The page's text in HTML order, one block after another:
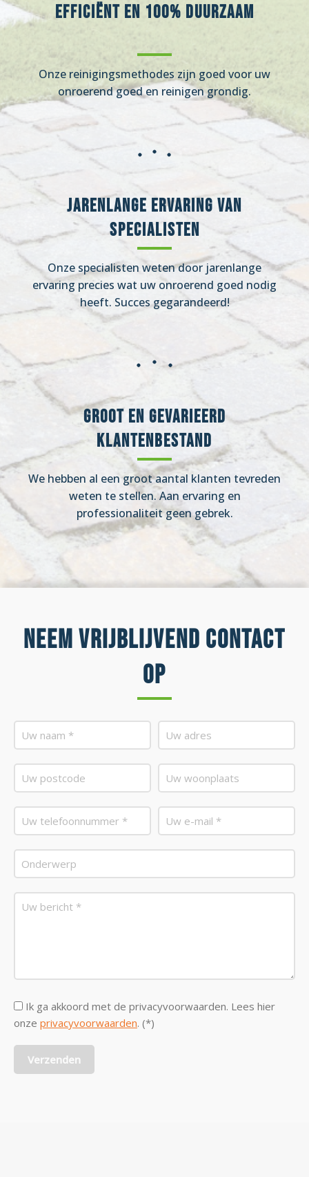
Efficiënt en 100% duurzaam
Onze reinigingsmethodes zijn goed voor uw
onroerend goed en reinigen grondig.
Jarenlange ervaring van
specialisten
Onze specialisten weten door jarenlange
ervaring precies wat uw onroerend goed nodig
heeft. Succes gegarandeerd!
Groot en gevarieerd
klantenbestand
We hebben al een groot aantal klanten tevreden
weten te stellen. Aan ervaring en
professionaliteit geen gebrek.
Neem vrijblijvend contact
op
Ik ga akkoord met de privacyvoorwaarden. Lees hier
onze privacyvoorwaarden. (*)